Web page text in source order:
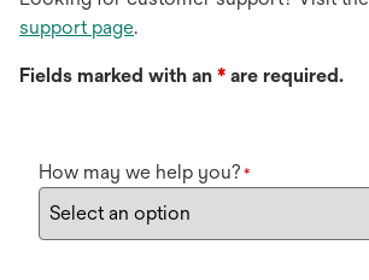
support page.
Fields marked with an * are required.
How may we help you? *